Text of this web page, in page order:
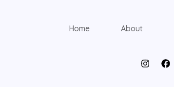
Home About